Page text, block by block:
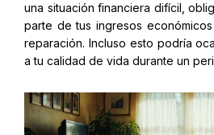
una situación financiera difícil,
parte de tus ingresos
reparación. Incluso esto podría
a tu calidad de vida durante un